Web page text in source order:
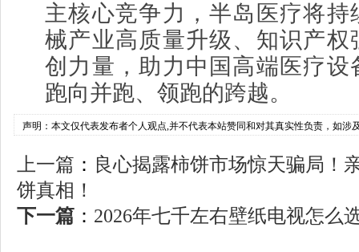
主核心竞争力，半岛医疗将持
械产业高质量升级、知识产权
创力量，助力中国高端医疗设
跑向并跑、领跑的跨越。
声明：本文仅代表发布者个人观点,并不代表本站赞同和对其真实性负责，如涉
上一篇 ： 良心揭露柿饼市场惊天骗局！
饼真相！
下一篇 ： 2026年七千左右壁纸电视怎么